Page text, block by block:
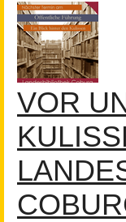
VOR